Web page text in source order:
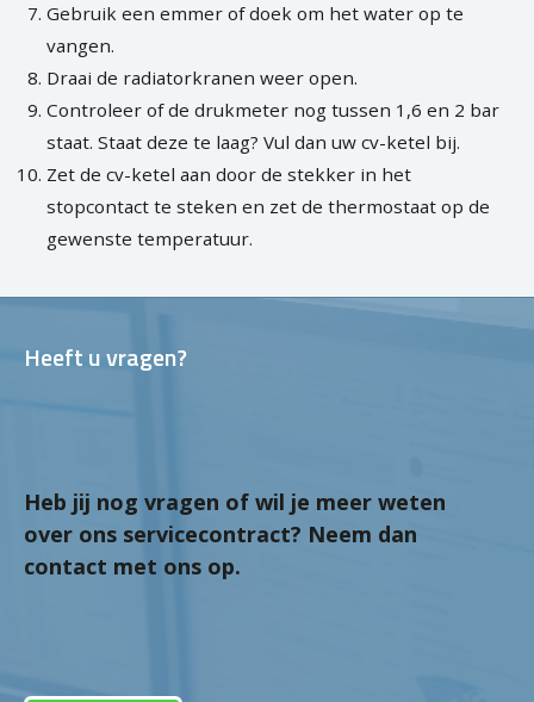
Gebruik een emmer of doek om het water op te
vangen.
Draai de radiatorkranen weer open.
Controleer of de drukmeter nog tussen 1,6 en 2 bar
staat. Staat deze te laag? Vul dan uw cv-ketel bij.
Zet de cv-ketel aan door de stekker in het
stopcontact te steken en zet de thermostaat op de
gewenste temperatuur.
Heeft u vragen?
Heb jij nog vragen of wil je meer weten
over ons servicecontract? Neem dan
contact met ons op.